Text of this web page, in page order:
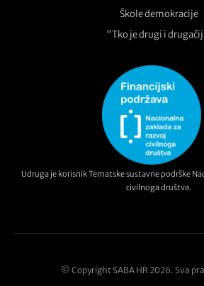
Škole demokracije
"Tko je drugi i
Udruga je korisnik Tematske sustavne podrške
civilnoga društva.
© Copyright SABA HR 2026. Sva